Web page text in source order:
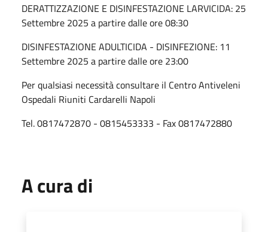
DERATTIZZAZIONE E DISINFESTAZIONE LARVICIDA: 25
Settembre 2025 a partire dalle ore 08:30
DISINFESTAZIONE ADULTICIDA - DISINFEZIONE: 11
Settembre 2025 a partire dalle ore 23:00
Per qualsiasi necessità consultare il Centro Antiveleni
Ospedali Riuniti Cardarelli Napoli
Tel. 0817472870 - 0815453333 - Fax 0817472880
A cura di